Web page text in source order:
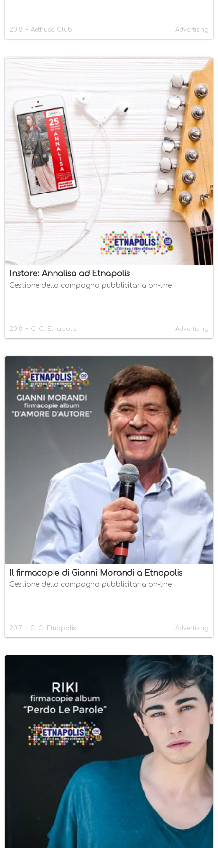
2018 - Aethusa Club Advertising
Instore: Annalisa ad Etnapolis
Gestione della campagna pubblicitaria on-line
2018 - C. C. Etnapolis Advertising
Il firmacopie di Gianni Morandi a Etnapolis
Gestione della campagna pubblicitaria on-line
2017 - C. C. Etnapolis Advertising